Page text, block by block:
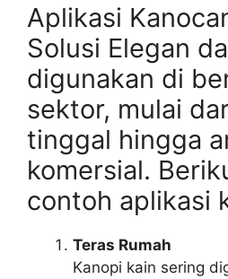
Aplikasi
Solusi Elegan
digunakan di
sektor, mulai
tinggal hingga
komersial.
contoh aplikasi
Teras Rumah
Kanopi kain sering